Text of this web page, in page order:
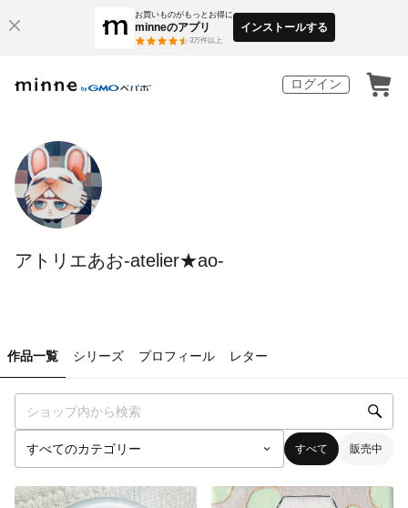
お買いものがもっとお得に
minneのアプリ
3万件以上
インストールする
ログイン
アトリエあお-atelier★ao-
作品一覧 シリーズ プロフィール レター
すべて 販売中